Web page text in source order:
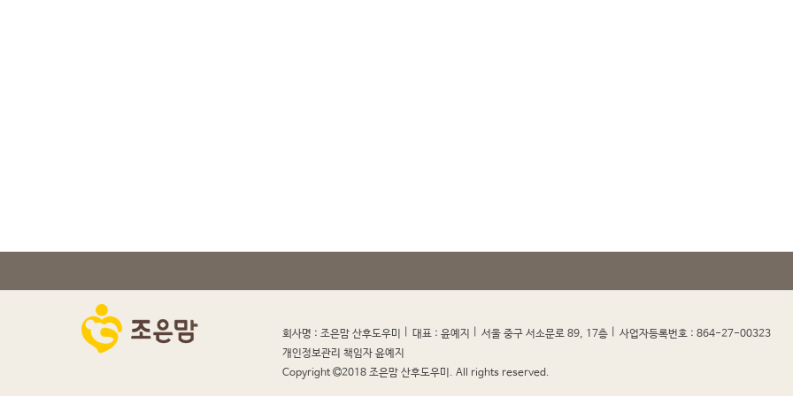
회사명 : 조은맘 산후도우미 대표 : 윤예지 서울 중구 서소문로 89, 17층 사업자등록번호 : 864-27-00323
개인정보관리 책임자 윤예지
Copyright
2018 조은맘 산후도우미. All rights reserved.